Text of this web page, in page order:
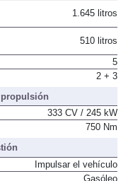
1.645 litros
510 litros
5
2 + 3
333 CV / 245 kW
750 Nm
Impulsar el vehículo
Gasóleo